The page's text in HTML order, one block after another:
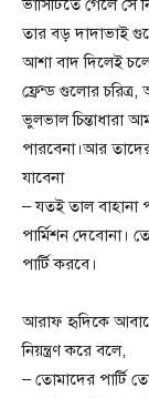
ভার্সিটিতে গেলে
তার বড় দাদাভাই
আশা বাদ দিলেই
ফ্রেন্ড গুলোর
ভুলভাল চিন্তাধারা
পারবেনা।আর
যাবেনা
– যতই তাল
পার্মিশন দেবোনা।
পার্টি করবে।
আরাফ হৃদিকে
নিয়ন্ত্রণ করে বলে,
– তোমাদের পার্টি